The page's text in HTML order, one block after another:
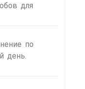
для
по
день.